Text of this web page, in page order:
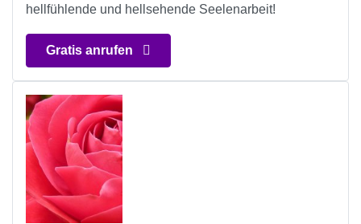
hellfühlende und hellsehende Seelenarbeit!
Gratis anrufen